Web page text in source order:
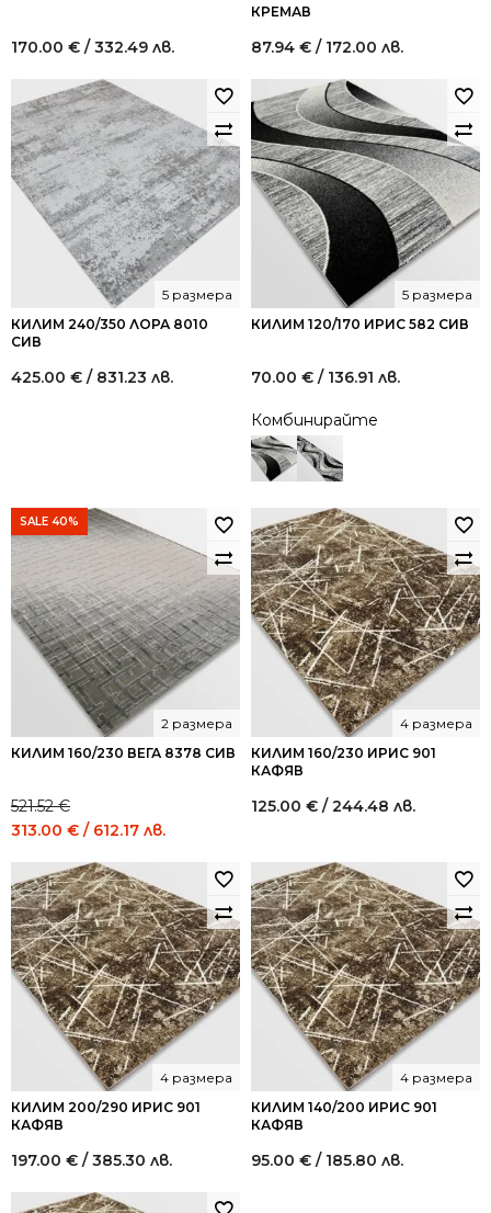
170.00 € / 332.49 лв.
КРЕМАВ
87.94 € / 172.00 лв.
КИЛИМ 240/350 ЛОРА 8010
СИВ
5 размера
425.00 € / 831.23 лв.
КИЛИМ 120/170 ИРИС 582 СИВ
5 размера
70.00 € / 136.91 лв.
Комбинирайте
SALE 40%
КИЛИМ 160/230 ВЕГА 8378 СИВ
2 размера
521.52€
Original
was:
521.52 €
/
1,020.00
лв..
313.00 € / 612.17 лв.
313.00 €
/
612.17
лв..
КИЛИМ 160/230 ИРИС 901
КАФЯВ
4 размера
125.00 € / 244.48 лв.
КИЛИМ 200/290 ИРИС 901
КАФЯВ
4 размера
197.00 € / 385.30 лв.
КИЛИМ 140/200 ИРИС 901
КАФЯВ
4 размера
95.00 € / 185.80 лв.